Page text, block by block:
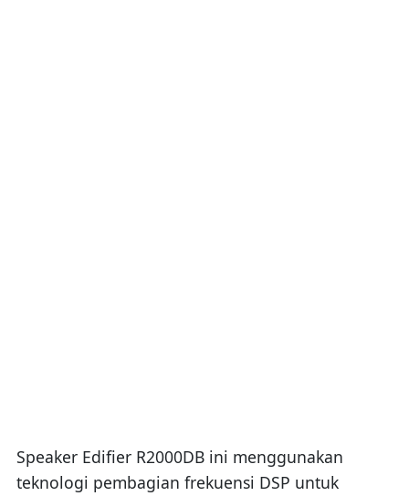
Speaker Edifier R2000DB ini menggunakan
teknologi pembagian frekuensi DSP untuk